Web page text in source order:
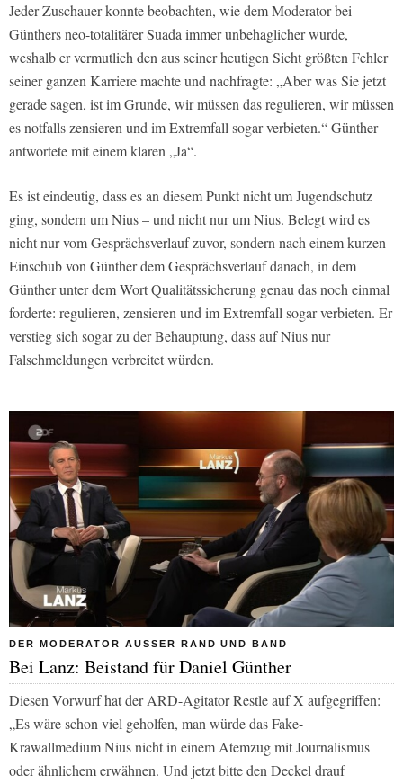
Jeder Zuschauer konnte beobachten, wie dem Moderator bei
Günthers neo-totalitärer Suada immer unbehaglicher wurde,
weshalb er vermutlich den aus seiner heutigen Sicht größten Fehler
seiner ganzen Karriere machte und nachfragte: „Aber was Sie jetzt
gerade sagen, ist im Grunde, wir müssen das regulieren, wir müssen
es notfalls zensieren und im Extremfall sogar verbieten.“ Günther
antwortete mit einem klaren „Ja“.
Es ist eindeutig, dass es an diesem Punkt nicht um Jugendschutz
ging, sondern um Nius – und nicht nur um Nius. Belegt wird es
nicht nur vom Gesprächsverlauf zuvor, sondern nach einem kurzen
Einschub von Günther dem Gesprächsverlauf danach, in dem
Günther unter dem Wort Qualitätssicherung genau das noch einmal
forderte: regulieren, zensieren und im Extremfall sogar verbieten. Er
verstieg sich sogar zu der Behauptung, dass auf Nius nur
Falschmeldungen verbreitet würden.
DER MODERATOR AUSSER RAND UND BAND
Bei Lanz: Beistand für Daniel Günther
Diesen Vorwurf hat der ARD-Agitator Restle auf X aufgegriffen:
„Es wäre schon viel geholfen, man würde das Fake-
Krawallmedium Nius nicht in einem Atemzug mit Journalismus
oder ähnlichem erwähnen. Und jetzt bitte den Deckel drauf